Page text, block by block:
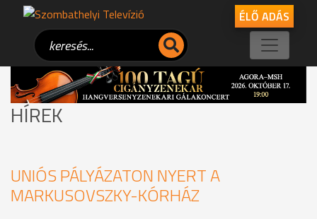
ÉLŐ ADÁS
HÍREK
UNIÓS PÁLYÁZATON NYERT A
MARKUSOVSZKY-KÓRHÁZ